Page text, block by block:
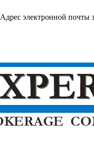
Адрес электронной почты